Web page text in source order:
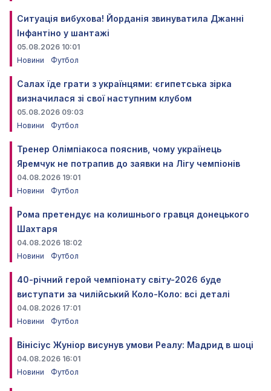
Ситуація вибухова! Йорданія звинуватила Джанні
Інфантіно у шантажі
05.08.2026 10:01
Новини
Футбол
Салах їде грати з українцями: єгипетська зірка
визначилася зі свої наступним клубом
05.08.2026 09:03
Новини
Футбол
Тренер Олімпіакоса пояснив, чому українець
Яремчук не потрапив до заявки на Лігу чемпіонів
04.08.2026 19:01
Новини
Футбол
Рома претендує на колишнього гравця донецького
Шахтаря
04.08.2026 18:02
Новини
Футбол
40-річний герой чемпіонату світу-2026 буде
виступати за чилійський Коло-Коло: всі деталі
04.08.2026 17:01
Новини
Футбол
Вінісіус Жуніор висунув умови Реалу: Мадрид в шоці
04.08.2026 16:01
Новини
Футбол